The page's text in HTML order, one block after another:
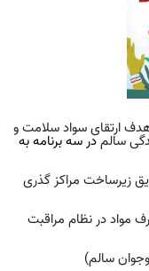
ارتقای سواد سلامت و
سالمدر سه برنامه به
زیرساخت مراکز گذری
مواد در نظام مراقبت
ﺳﺎﻟﻢ)